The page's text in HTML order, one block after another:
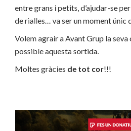
entre grans i petits, d’ajudar-se
de rialles… va ser un moment únic
Volem agrair a Avant Grup la
possible aquesta sortida.
Moltes gràcies de tot cor!!!